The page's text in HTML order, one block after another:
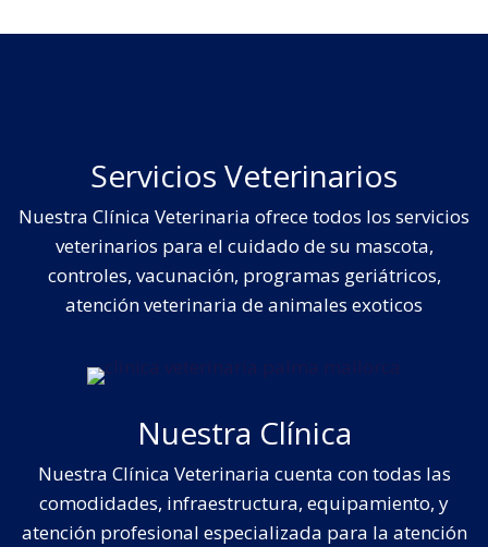
Servicios Veterinarios
Nuestra Clínica Veterinaria ofrece todos los servicios
veterinarios para el cuidado de su mascota,
controles, vacunación, programas geriátricos,
atención veterinaria de animales exoticos
Nuestra Clínica
Nuestra Clínica Veterinaria cuenta con todas las
comodidades, infraestructura, equipamiento, y
atención profesional especializada para la atención